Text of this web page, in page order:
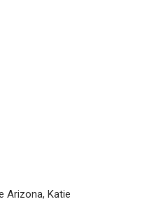
Arizona, Katie